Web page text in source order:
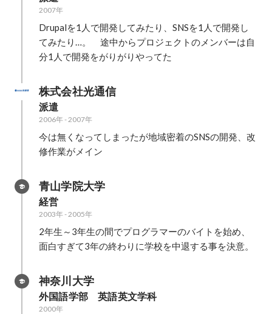
2007年
Drupalを1人で開発してみたり、SNSを1人で開発し
てみたり…。　途中からプロジェクトのメンバーは自
分1人で開発をがりがりやってた
株式会社光通信
派遣
2006年- 2007年
今は無くなってしまったが地域密着のSNSの開発、改
修作業がメイン
青山学院大学
経営
2003年- 2005年
2年生～3年生の間でプログラマーのバイトを始め、
面白すぎて3年の終わりに学校を中退する事を決意。
神奈川大学
外国語学部　英語英文学科
2000年